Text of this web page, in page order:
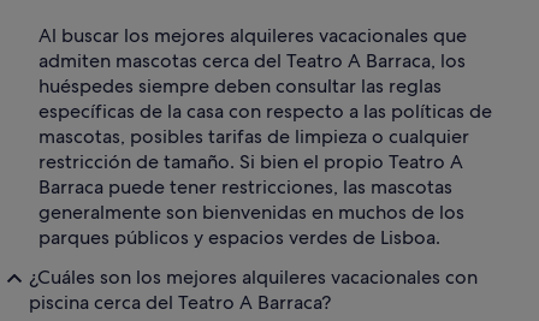
Al buscar los mejores alquileres vacacionales que
admiten mascotas cerca del Teatro A Barraca, los
huéspedes siempre deben consultar las reglas
específicas de la casa con respecto a las políticas de
mascotas, posibles tarifas de limpieza o cualquier
restricción de tamaño. Si bien el propio Teatro A
Barraca puede tener restricciones, las mascotas
generalmente son bienvenidas en muchos de los
parques públicos y espacios verdes de Lisboa.
¿Cuáles son los mejores alquileres vacacionales con
piscina cerca del Teatro A Barraca?